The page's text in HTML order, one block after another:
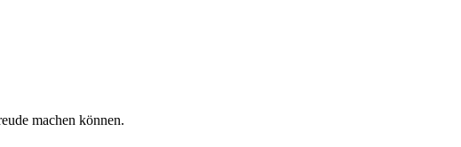
machen können.